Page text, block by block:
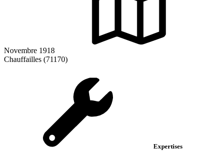
Novembre 1918
Chauffailles (71170)
Expertises